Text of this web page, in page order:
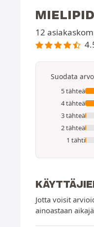
12
Suodata
5 tähteä
4 tähteä
3 tähteä
2 tähteä
1 tähti
Jotta voisit
ainoastaan